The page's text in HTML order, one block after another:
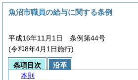
魚沼市職員の給与に関する条例
平成16年11月1日 条例第44号
(令和8年4月1日施行)
条項目次
沿革
本則